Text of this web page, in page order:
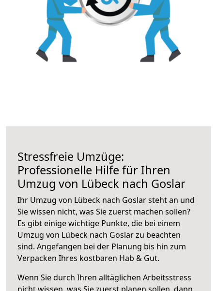
Stressfreie Umzüge:
Professionelle Hilfe für Ihren
Umzug von Lübeck nach Goslar
Ihr Umzug von Lübeck nach Goslar steht an und
Sie wissen nicht, was Sie zuerst machen sollen?
Es gibt einige wichtige Punkte, die bei einem
Umzug von Lübeck nach Goslar zu beachten
sind. Angefangen bei der Planung bis hin zum
Verpacken Ihres kostbaren Hab & Gut.
Wenn Sie durch Ihren alltäglichen Arbeitsstress